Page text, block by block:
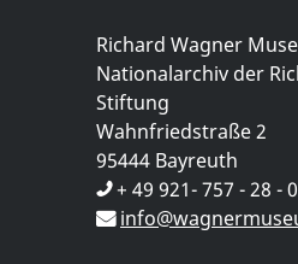
Richard Wagner
Nationalarchiv der
Stiftung
Wahnfriedstraße 2
95444 Bayreuth
+ 49 921- 757 - 28 - 0